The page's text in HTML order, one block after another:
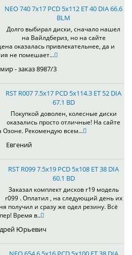
NEO 740 7x17 PCD 5x112 ET 40 DIA 66.6
BLM
Долго выбирал диски, сначало нашел
на Вайлдбериз, но на сайте
оказалась привлекательнее, да и
не помешает...
- заказ 8987/3
RST R007 7.5x17 PCD 5x114.3 ET 52 DIA
67.1 BD
Покупкой доволен, колесные диски
оказались просто отличные! На сайте
Рекомендую всем...
Евгений
RST R099 7.5x19 PCD 5x108 ET 38 DIA
60.1 BD
Заказал комплект дисков r19 модель
r099 . Оплатил , на следующий день их
получил и сразу же одел резину. Всё
Время в..
Юрьевич